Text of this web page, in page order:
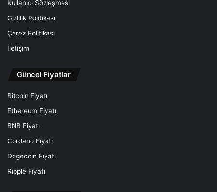
Kullanıcı Sözleşmesi
Gizlilik Politikası
Çerez Politikası
İletişim
Güncel Fiyatlar
Bitcoin Fiyatı
Ethereum Fiyatı
BNB Fiyatı
Cordano Fiyatı
Dogecoin Fiyatı
Ripple Fiyatı